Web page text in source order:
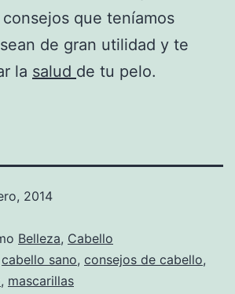
que teníamos
de gran utilidad y te
la salud de tu pelo.
2014
Belleza, Cabello
cabello sano, consejos de cabello,
, mascarillas